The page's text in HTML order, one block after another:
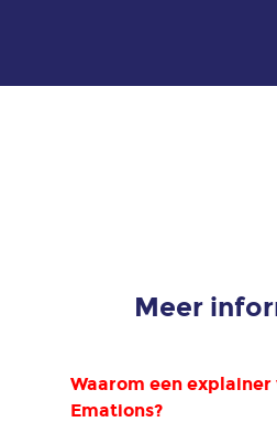
Meer
Waarom een explainer
Emations?